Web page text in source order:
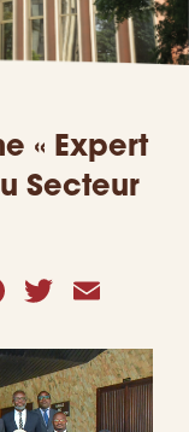
« Expert
Secteur
Facebook
Twitter